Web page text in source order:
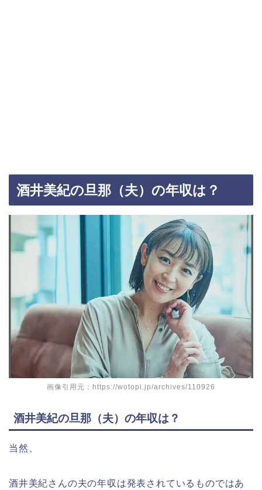
酒井美紀の旦那（夫）の年収は？
画像引用元：https://wotopi.jp/archives/110926
酒井美紀の旦那（夫）の年収は？
当然、
酒井美紀さんの夫の年収は発表されているものではあ